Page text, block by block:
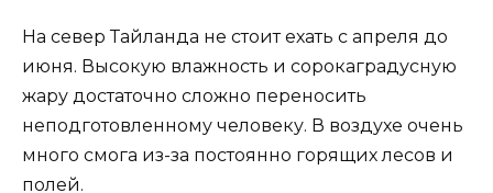
На север Тайланда не стоит ехать с апреля до
июня. Высокую влажность и сорокаградусную
жару достаточно сложно переносить
неподготовленному человеку. В воздухе очень
много смога из-за постоянно горящих лесов и
полей.